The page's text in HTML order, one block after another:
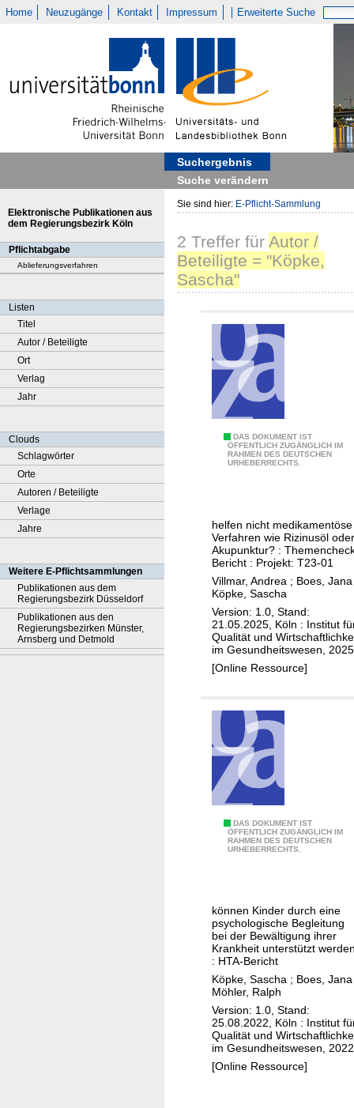
Home Neuzugänge Kontakt Impressum Erweiterte Suche
Suchergebnis
Suche verändern
Elektronische Publikationen aus
dem Regierungsbezirk Köln
Pflichtabgabe
Ablieferungsverfahren
Listen
Titel
Autor / Beteiligte
Ort
Verlag
Jahr
Clouds
Schlagwörter
Orte
Autoren / Beteiligte
Verlage
Jahre
Weitere E-Pflichtsammlungen
Publikationen aus dem
Regierungsbezirk Düsseldorf
Publikationen aus den
Regierungsbezirken Münster,
Arnsberg und Detmold
Sie sind hier: E-Pflicht-Sammlung
2 Treffer für Autor /
Beteiligte = "Köpke,
Sascha"
DAS DOKUMENT IST
ÖFFENTLICH ZUGÄNGLICH IM
RAHMEN DES DEUTSCHEN
URHEBERRECHTS.
G
t
s
e
i
n
l
e
i
t
n
helfen nicht medikamentöse
Verfahren wie Rizinusöl oder
Akupunktur? :
Bericht : Projekt: T23-01
Villmar, Andrea ; Boes, Jana
Köpke, Sascha
Version: 1.0, Stand:
21.05.2025, Köln : Institut
Qualität und
im Gesundheitswesen, 2025
[Online Ressource]
DAS DOKUMENT IST
ÖFFENTLICH ZUGÄNGLICH IM
RAHMEN DES DEUTSCHEN
URHEBERRECHTS.
r
k
r
a
n
k
u
n
g
können Kinder durch eine
psychologische Begleitung
bei der Bewältigung ihrer
Krankheit unterstützt
: HTA-Bericht
Köpke, Sascha ; Boes, Jana
Möhler, Ralph
Version: 1.0, Stand:
25.08.2022, Köln : Institut
Qualität und
im Gesundheitswesen, 2022
[Online Ressource]